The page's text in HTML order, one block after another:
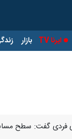
ایرنا TV بازار
گفت: سطح